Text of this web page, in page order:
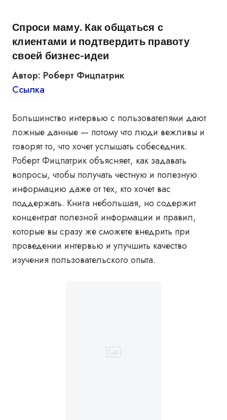
Спроси маму. Как общаться с
клиентами и подтвердить правоту
своей бизнес-идеи
Автор: Роберт Фицпатрик
Ссылка
Большинство интервью с пользователями дают
ложные данные — потому что люди вежливы и
говорят то, что хочет услышать собеседник.
Роберт Фицпатрик объясняет, как задавать
вопросы, чтобы получать честную и полезную
информацию даже от тех, кто хочет вас
поддержать. Книга небольшая, но содержит
концентрат полезной информации и правил,
которые вы сразу же сможете внедрить при
проведении интервью и улучшить качество
изучения пользовательского опыта.